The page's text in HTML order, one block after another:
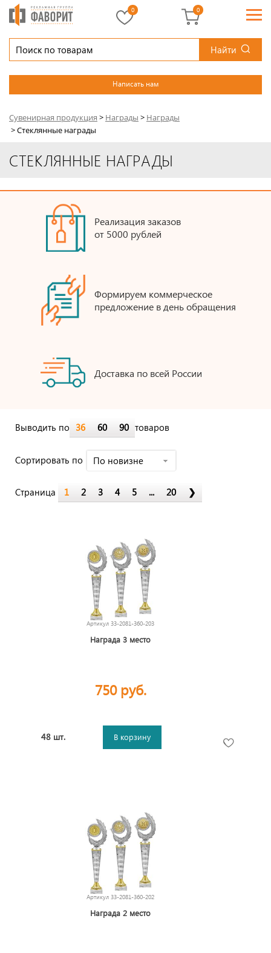
Найти
Написать нам
0 0
Сувенирная продукция > Награды > Награды
>Стеклянные награды
СТЕКЛЯННЫЕ НАГРАДЫ
Реализация заказов
от 5000 рублей
Формируем коммерческое
предложение в день обращения
Доставка по всей России
Выводить по 36 60 90 товаров
Cортировать по По новизне
Страница 1 2 3 4 5 ... 20 ❯
Артикул 33-2081-360-203
Награда 3 место
750 руб.
48 шт. В корзину
Артикул 33-2081-360-202
Награда 2 место